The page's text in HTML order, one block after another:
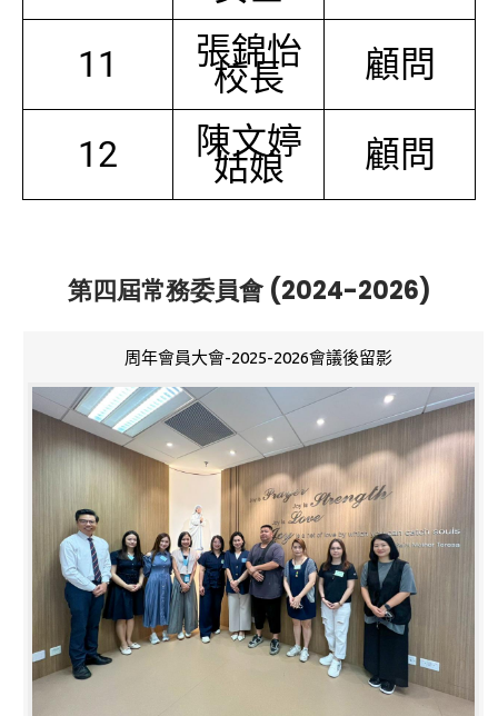
11 張錦怡
校長 顧問
12 陳文婷
姑娘 顧問
第四屆常務委員會 (2024-2026)
周年會員大會-2025-2026會議後留影